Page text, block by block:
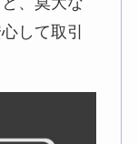
して取引